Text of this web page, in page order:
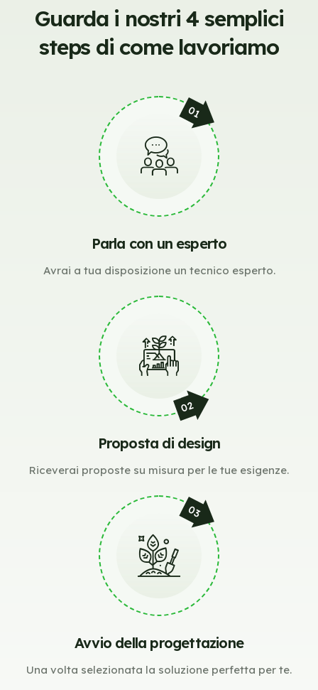
Guarda i nostri 4 semplici
steps di come lavoriamo
Parla con un esperto
Avrai a tua disposizione un tecnico esperto.
Proposta di design
Riceverai proposte su misura per le tue esigenze.
Avvio della progettazione
Una volta selezionata la soluzione perfetta per te.